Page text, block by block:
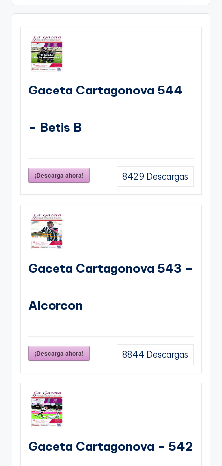
Gaceta Cartagonova 544
– Betis B
¡Descarga ahora! 8429 Descargas
Gaceta Cartagonova 543 –
Alcorcon
¡Descarga ahora! 8844 Descargas
Gaceta Cartagonova – 542